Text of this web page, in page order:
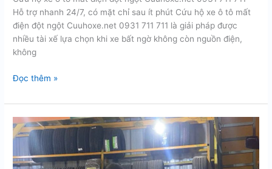
Hỗ trợ nhanh 24/7, có mặt chỉ sau ít phút Cứu hộ xe ô tô mất
điện đột ngột Cuuhoxe.net 0931 711 711 là giải pháp được
nhiều tài xế lựa chọn khi xe bất ngờ không còn nguồn điện,
không
cứu
xe
ô
tô
điện
Đọc thêm »